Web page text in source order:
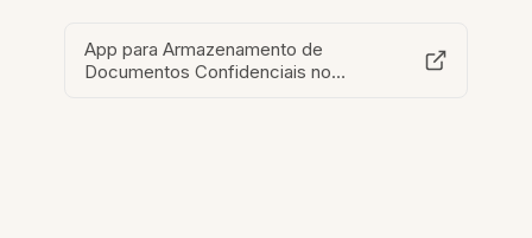
App para Armazenamento de
Documentos Confidenciais no